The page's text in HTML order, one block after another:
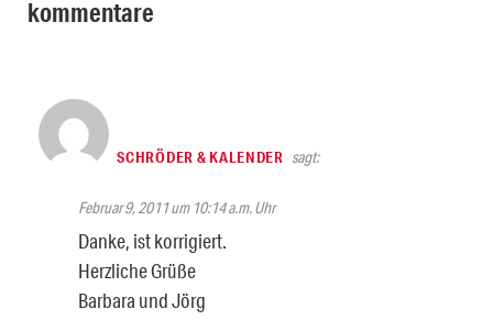
kommentare
SCHRÖDER & KALENDER sagt:
Februar 9, 2011 um 10:14 a.m. Uhr
Danke, ist korrigiert.
Herzliche Grüße
Barbara und Jörg